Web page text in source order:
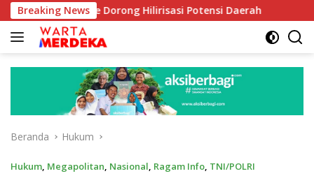
Langsung
ke
konten
Breaking News
Dorong Hilirisasi Potensi Daerah DPR Dorong
Beranda Hukum
Hukum, Megapolitan, Nasional, Ragam Info, TNI/POLRI